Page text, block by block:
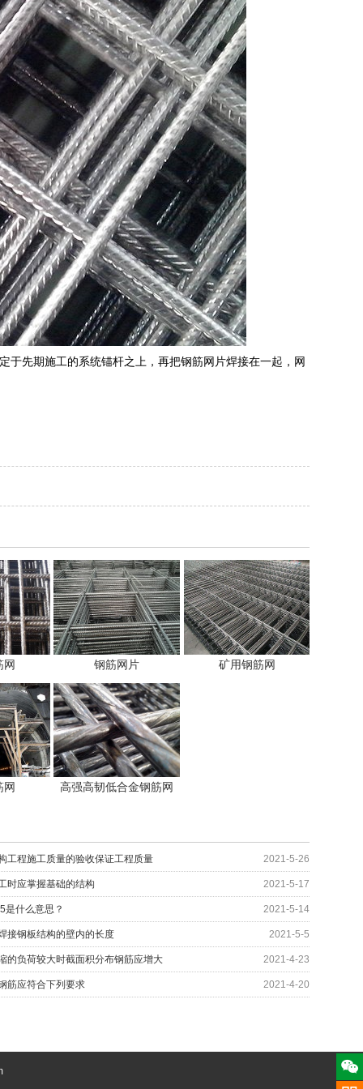
于先期施工的系统锚杆之上，再把钢筋网片焊接在一起，网
网 钢筋网片 矿用钢筋网
网 高强高韧低合金钢筋网
工程施工质量的验收保证工程质量 2021-5-26
时应掌握基础的结构 2021-5-17
是什么意思？ 2021-5-14
接钢板结构的壁内的长度 2021-5-5
的负荷较大时截面积分布钢筋应增大 2021-4-23
筋应符合下列要求 2021-4-20